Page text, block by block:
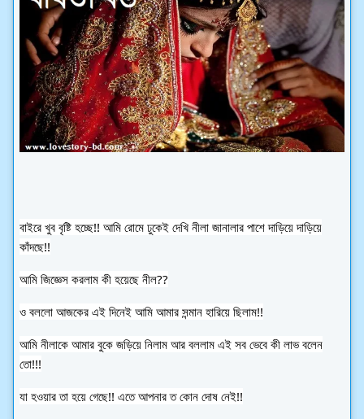
বাইরে খুব বৃষ্টি হচ্ছে!! আমি রোমে ঢুকেই দেখি নীলা জানালার পাশে দাড়িয়ে দাড়িয়ে
কাঁদছে!!
আমি জিজ্ঞেস করলাম কী হয়েছে নীল??
ও বললো আজকের এই দিনেই আমি আমার সন্মান হারিয়ে ছিলাম!!
আমি নীলাকে আমার বুকে জড়িয়ে নিলাম আর বললাম এই সব ভেবে কী লাভ বলেন
তো!!!
যা হওয়ার তা হয়ে গেছে!! এতে আপনার ত কোন দোষ নেই!!